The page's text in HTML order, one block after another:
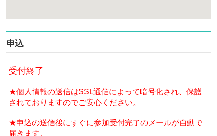
申込
受付終了
★個人情報の送信はSSL通信によって暗号化され、保護
されておりますのでご安心ください。
★申込の送信後にすぐに参加受付完了のメールが自動で
届きます。